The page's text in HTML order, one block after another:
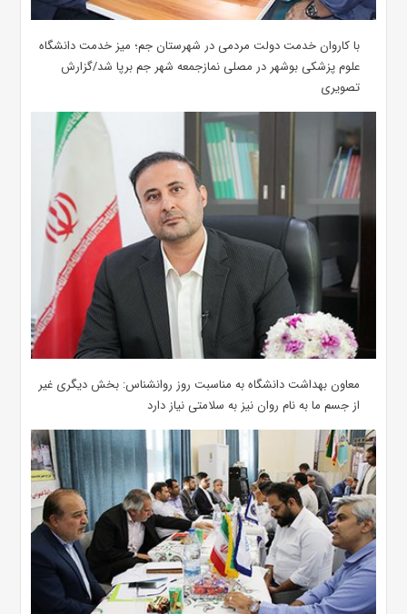
با کاروان خدمت دولت مردمی در شهرستان جم؛ میز خدمت دانشگاه
علوم پزشکی بوشهر در مصلی نمازجمعه شهر جم برپا شد/گزارش
تصویری
معاون بهداشت دانشگاه به مناسبت روز روانشناس: بخش دیگری غیر
از جسم ما به نام روان نیز به سلامتی نیاز دارد